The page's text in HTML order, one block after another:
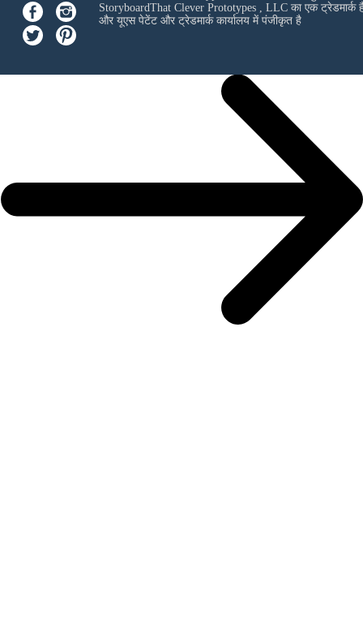
StoryboardThat Clever Prototypes , LLCका एक ट्रेडमार्क
और यूएस पेटेंट और ट्रेडमार्क कार्यालय में पंजीकृत है